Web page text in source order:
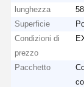
lunghezza
Superficie
Condizioni di
prezzo
Pacchetto